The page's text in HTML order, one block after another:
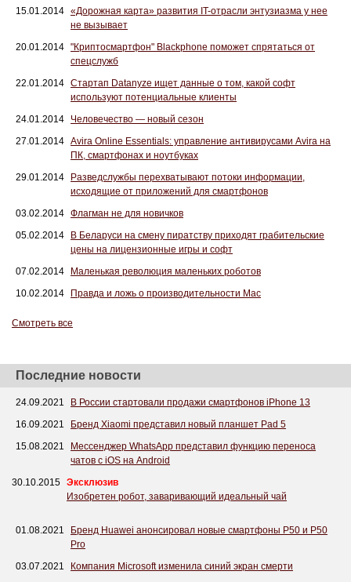
15.01.2014 «Дорожная карта» развития IT-отрасли энтузиазма у нее
не вызывает
20.01.2014 "Криптосмартфон" Blackphone поможет спрятаться от
спецслужб
22.01.2014 Стартап Datanyze ищет данные о том, какой софт
используют потенциальные клиенты
24.01.2014
Человечество — новый сезон
27.01.2014 Avira Online Essentials: управление антивирусами Avira на
ПК, смартфонах и ноутбуках
29.01.2014
Разведслужбы перехватывают потоки информации,
исходящие от приложений для смартфонов
03.02.2014 Флагман не для новичков
05.02.2014
В Беларуси на смену пиратству приходят грабительские
цены на лицензионные игры и софт
07.02.2014
Маленькая революция маленьких роботов
10.02.2014
Правда и ложь о производительности Mac
Смотреть все
Последние новости
24.09.2021
В России стартовали продажи смартфонов iPhone 13
16.09.2021
Бренд Xiaomi представил новый планшет Pad 5
15.08.2021
Мессенджер WhatsApp представил функцию переноса
чатов с iOS на Android
30.10.2015 Эксклюзив
Изобретен робот, заваривающий идеальный чай
01.08.2021
Бренд Huawei анонсировал новые смартфоны P50 и P50
Pro
03.07.2021
Компания Microsoft изменила синий экран смерти